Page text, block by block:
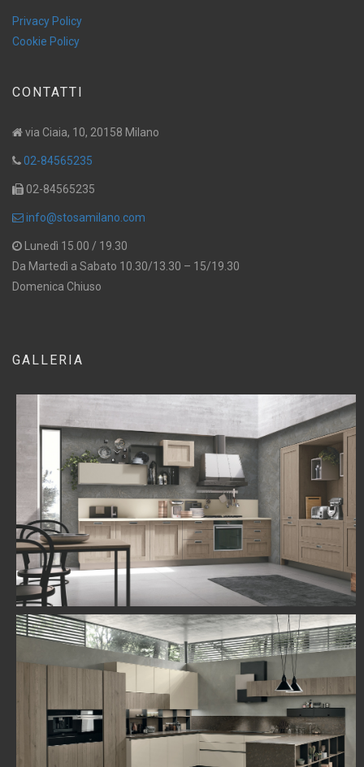
Privacy Policy
Cookie Policy
CONTATTI
via Ciaia, 10, 20158 Milano
02-84565235
02-84565235
info@stosamilano.com
Lunedì 15.00 / 19.30
Da Martedì a Sabato 10.30/13.30 – 15/19.30
Domenica Chiuso
GALLERIA